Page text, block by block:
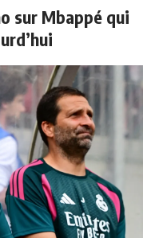
sur Mbappé qui